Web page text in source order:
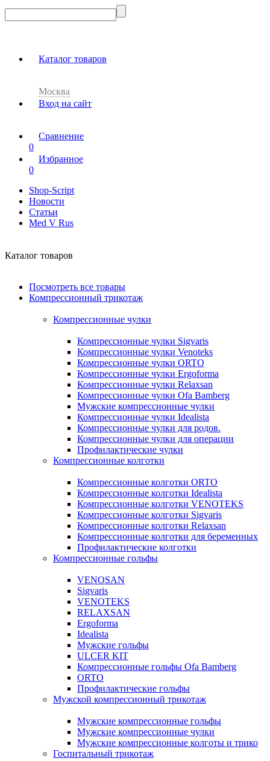
Каталог товаров
Москва
Вход на сайт
Сравнение
0
Избранное
0
Shop-Script
Новости
Статьи
Med V Rus
Каталог товаров
Посмотреть все товары
Компрессионный трикотаж
Компрессионные чулки
Компрессионные чулки Sigvaris
Компрессионные чулки Venoteks
Компрессионные чулки ORTO
Компрессионные чулки Ergoforma
Компрессионные чулки Relaxsan
Компрессионные чулки Ofa Bamberg
Мужские компрессионные чулки
Компрессионные чулки Idealista
Компрессионные чулки для родов.
Компрессионные чулки для операции
Профилактические чулки
Компрессионные колготки
Компрессионные колготки ORTO
Компрессионные колготки Idealista
Компрессионные колготки VENOTEKS
Компрессионные колготки Sigvaris
Компрессионные колготки Relaxsan
Компрессионные колготки для беременных
Профилактические колготки
Компрессионные гольфы
VENOSAN
Sigvaris
VENOTEKS
RELAXSAN
Ergoforma
Idealista
Мужские гольфы
ULCER KIT
Компрессионные гольфы Ofa Bamberg
ORTO
Профилактические гольфы
Мужской компрессионный трикотаж
Мужские компрессионные гольфы
Мужские компрессионные чулки
Мужские компрессионные колготы и трико
Госпитальный трикотаж